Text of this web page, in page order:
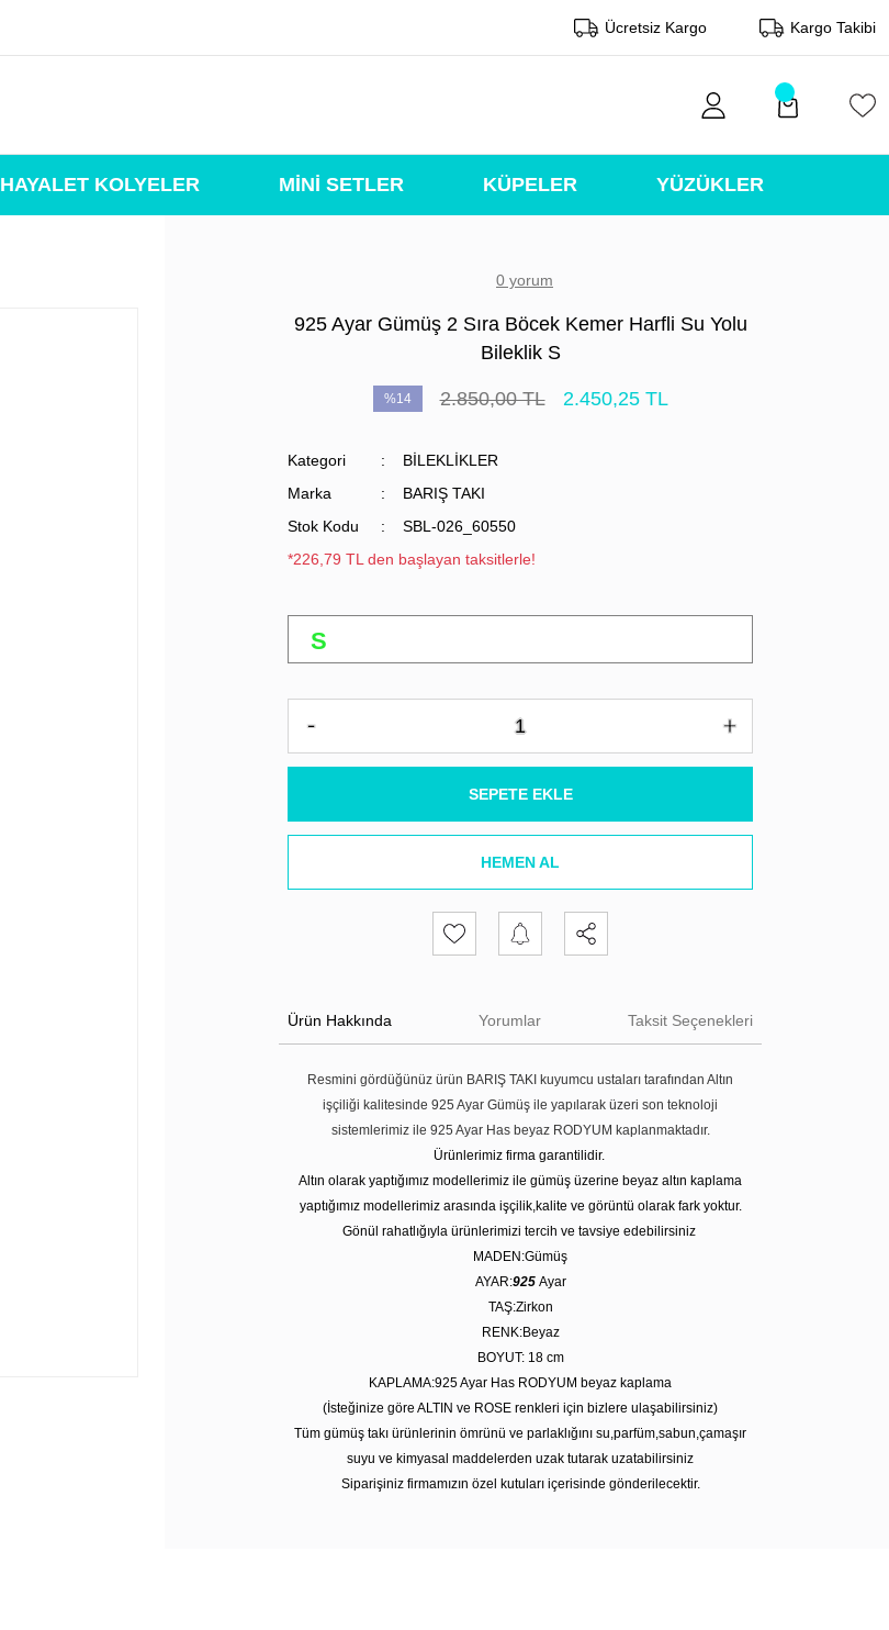
Ücretsiz Kargo Kargo Takibi
HAYALET KOLYELER MİNİ SETLER KÜPELER YÜZÜKLER
0 yorum
925 Ayar Gümüş 2 Sıra Böcek Kemer Harfli Su Yolu
Bileklik S
%14 2.850,00 TL 2.450,25 TL
Kategori
BİLEKLİKLER
Marka
BARIŞ TAKI
Stok Kodu
SBL-026_60550
*226,79 TL den başlayan taksitlerle!
SEPETE EKLE
HEMEN AL
Ürün Hakkında Yorumlar Taksit Seçenekleri
Resmini gördüğünüz ürün BARIŞ TAKI kuyumcu ustaları tarafından Altın
işçiliği kalitesinde 925 Ayar Gümüş ile yapılarak üzeri son teknoloji
sistemlerimiz ile 925 Ayar Has beyaz RODYUM kaplanmaktadır.
Ürünlerimiz firma garantilidir.
Altın olarak yaptığımız modellerimiz ile gümüş üzerine beyaz altın kaplama
yaptığımız modellerimiz arasında işçilik,kalite ve görüntü olarak fark yoktur.
Gönül rahatlığıyla ürünlerimizi tercih ve tavsiye edebilirsiniz
MADEN:Gümüş
AYAR:925 Ayar
TAŞ:Zirkon
RENK:Beyaz
BOYUT: 18 cm
KAPLAMA:925 Ayar Has RODYUM beyaz kaplama
(İsteğinize göre ALTIN ve ROSE renkleri için bizlere ulaşabilirsiniz)
Tüm gümüş takı ürünlerinin ömrünü ve parlaklığını su,parfüm,sabun,çamaşır
suyu ve kimyasal maddelerden uzak tutarak uzatabilirsiniz
Siparişiniz firmamızın özel kutuları içerisinde gönderilecektir.